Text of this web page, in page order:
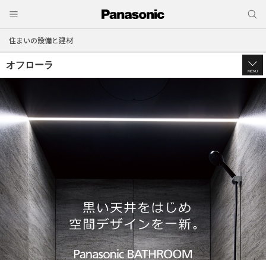
住まいの設備と建材
オフローラ
MENU